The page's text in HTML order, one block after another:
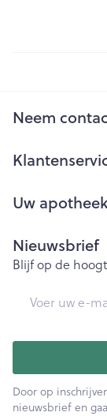
Neem
Uw apotheek
Nieuwsbrief
Blijf op de
Door op
nieuwsbrief en